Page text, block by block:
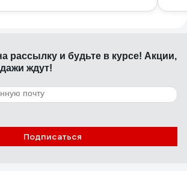
рассылку и будьте в курсе! Акции,
ждут!
Подписаться